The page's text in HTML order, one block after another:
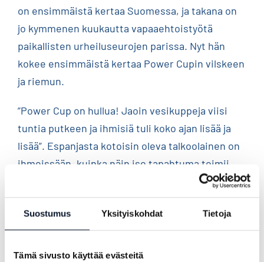
Suostumus Yksityiskohdat Tietoja
Tämä sivusto käyttää evästeitä
on ensimmäistä kertaa Suomessa, ja takana on
jo kymmenen kuukautta vapaaehtoistyötä
paikallisten urheiluseurojen parissa. Nyt hän
kokee ensimmäistä kertaa Power Cupin vilskeen
ja riemun.
”Power Cup on hullua! Jaoin vesikuppeja viisi
tuntia putkeen ja ihmisiä tuli koko ajan lisää ja
lisää”. Espanjasta kotoisin oleva talkoolainen on
ihmeissään, kuinka näin iso tapahtuma toimii
vaikuttavaa, kuinka hyvin näin suurta
väkijoukkoa pystyy hallitsemaan”.